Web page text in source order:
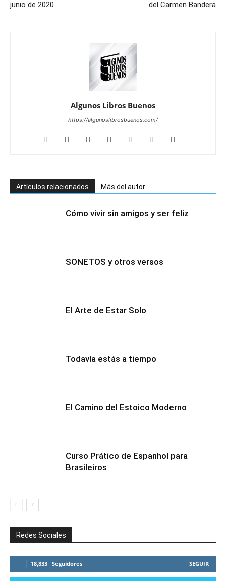
junio de 2020 del Carmen Bandera
Algunos Libros Buenos
https://algunoslibrosbuenos.com/
Artículos relacionados Más del autor
Cómo vivir sin amigos y ser feliz
SONETOS y otros versos
El Arte de Estar Solo
Todavía estás a tiempo
El Camino del Estoico Moderno
Curso Prático de Espanhol para
Brasileiros
Redes Sociales
18,833 Seguidores SEGUIR